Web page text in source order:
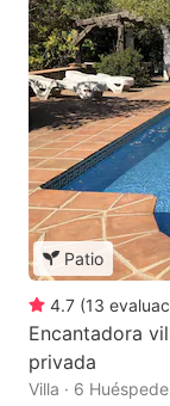
Patio
4.7 (13
Encantadora
privada
Villa · 6